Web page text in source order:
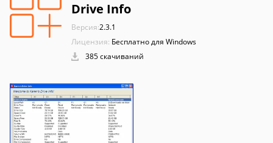
Drive Info
Версия:2.3.1
Лицензия: Бесплатно для Windows
385 скачиваний